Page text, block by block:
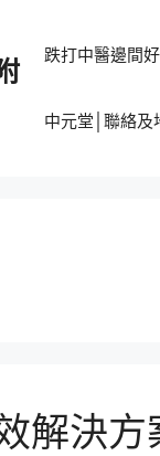
跌打中醫邊間
中元堂│聯絡及
解決方